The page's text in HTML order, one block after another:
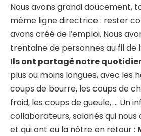
Nous avons grandi doucement,
même ligne directrice : rester
avons créé de l’emploi. Nous
trentaine de personnes au fil de
Ils ont partagé notre
plus ou moins longues, avec les
coups de bourre, les coups de
froid, les coups de gueule, … Un
collaborateurs, salariés qui
et qui ont eu la nôtre en retour :